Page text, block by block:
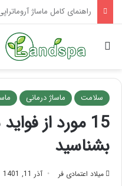
تاثیر ماساژ بر افسردگی؛ با
جستجو برای
سلامت ماساژ درمانی
15 مورد از
بشناسید
میلاد اعتمادی فر آذر 11, 1401